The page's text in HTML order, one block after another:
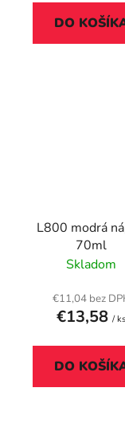
DO
L800 modrá
70ml
Skladom
€11,04 bez
€13,58 / ks
DO